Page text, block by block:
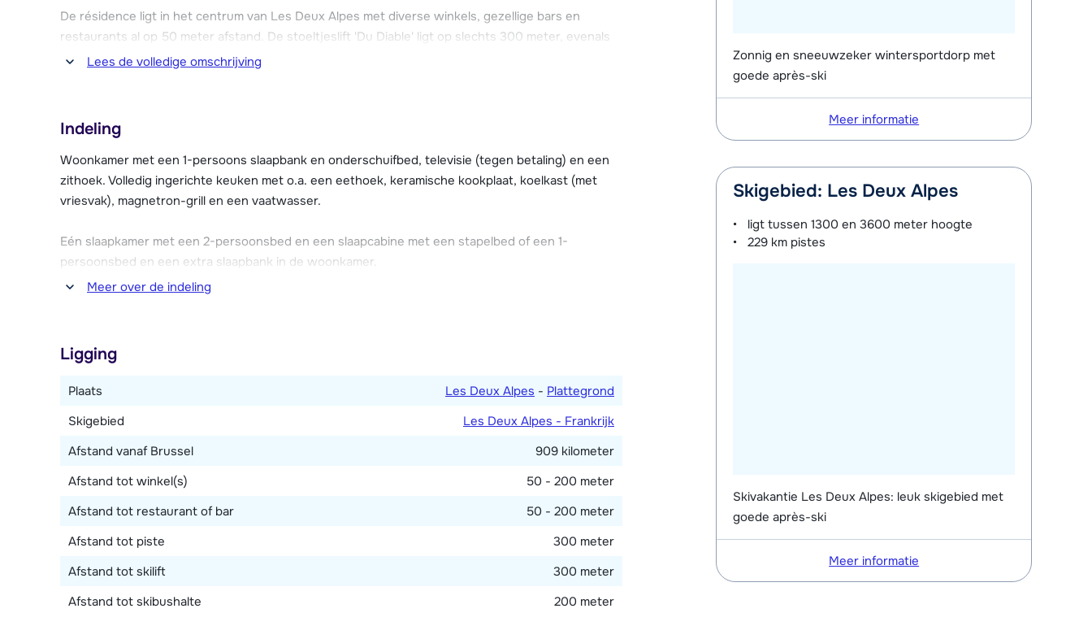
De résidence ligt in het centrum van Les Deux Alpes met diverse winkels, gezellige bars en
restaurants al op 50 meter afstand. De stoeltjeslift 'Du Diable' ligt op slechts 300 meter, evenals
de piste. De gratis skibus vertrekt op slechts 200 meter afstand van de appartementen.
betaling) gebruik van kan maken.
Tegen betaling kan men gebruik maken van de Wi-Fi in de appartementen.
reservering direct bij de résidence).
Lees de volledige omschrijving
Indeling
Woonkamer met een 1-persoons slaapbank en onderschuifbed, televisie (tegen betaling) en een
zithoek. Volledig ingerichte keuken met o.a. een eethoek, keramische kookplaat, koelkast (met
vriesvak), magnetron-grill en een vaatwasser.
Eén slaapkamer met een 2-persoonsbed en een slaapcabine met een stapelbed of een 1-
persoonsbed en een extra slaapbank in de woonkamer.
Meer over de indeling
Ligging
Plaats Les Deux Alpes - Plattegrond
Skigebied
Les Deux Alpes - Frankrijk
Afstand vanaf Brussel
909 kilometer
Afstand tot winkel(s)
50 - 200 meter
Afstand tot restaurant of bar
50 - 200 meter
Afstand tot piste
300 meter
Afstand tot skilift
300 meter
Afstand tot skibushalte
200 meter
Zonnig en sneeuwzeker wintersportdorp met
goede après-ski
Meer informatie
Skigebied: Les Deux Alpes
ligt tussen1300 en 3600 meter hoogte
229 km pistes
Skivakantie Les Deux Alpes: leuk skigebied met
goede après-ski
Meer informatie